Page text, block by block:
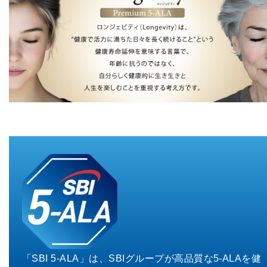
「SBI 5-ALA」は、SBIグループが高品質な5-ALAを健